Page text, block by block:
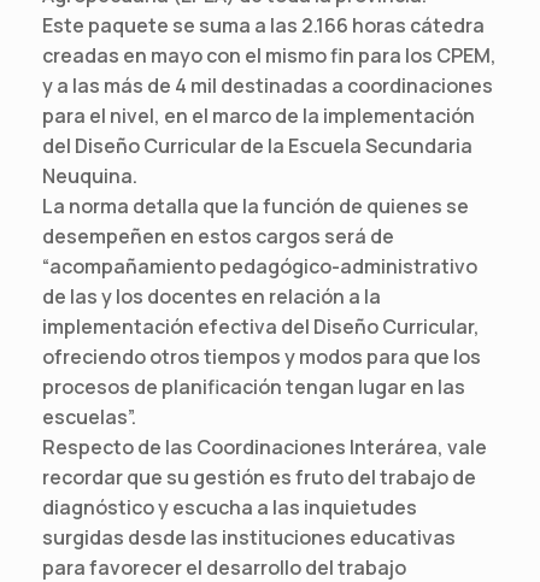
Este paquete se suma a las 2.166 horas cátedra
creadas en mayo con el mismo fin para los CPEM,
y a las más de 4 mil destinadas a coordinaciones
para el nivel, en el marco de la implementación
del Diseño Curricular de la Escuela Secundaria
Neuquina.
La norma detalla que la función de quienes se
desempeñen en estos cargos será de
“acompañamiento pedagógico-administrativo
de las y los docentes en relación a la
implementación efectiva del Diseño Curricular,
ofreciendo otros tiempos y modos para que los
procesos de planificación tengan lugar en las
escuelas”.
Respecto de las Coordinaciones Interárea, vale
recordar que su gestión es fruto del trabajo de
diagnóstico y escucha a las inquietudes
surgidas desde las instituciones educativas
para favorecer el desarrollo del trabajo